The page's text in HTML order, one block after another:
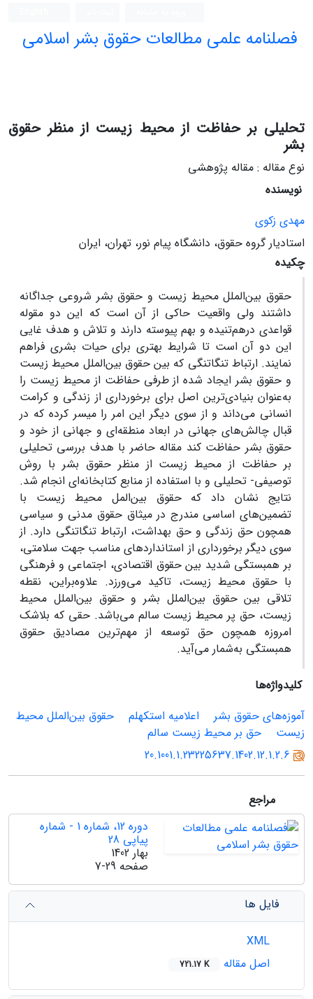
فصلنامه علمی مطالعات حقوق بشر اسلامی
تحلیلی بر حفاظت از محیط زیست از منظر حقوق
بشر
نوع مقاله : مقاله پژوهشی
نویسنده
مهدی زکوی
استادیار گروه حقوق، دانشگاه پیام نور، تهران، ایران
چکیده
حقوق بین‌الملل محیط زیست و حقوق بشر شروعی جداگانه
داشتند ولی واقعیت حاکی از آن است که این‌ دو مقوله
قواعدی درهم‌تنیده و بهم پیوسته دارند و تلاش و هدف غایی
این دو آن است تا شرایط بهتری برای حیات بشری فراهم
نمایند. ارتباط تنگاتنگی که بین حقوق بین‌الملل محیط زیست
و حقوق بشر ایجاد شده از طرفی حفاظت از محیط زیست را
به‌عنوان بنیادی‌ترین اصل برای برخورداری از زندگی و کرامت
انسانی می‌داند و از سوی دیگر این امر را میسر کرده که در
قبال چالش‌های جهانی در ابعاد منطقه‌ای و جهانی از خود و
حقوق بشر حفاظت کند مقاله حاضر با هدف بررسی تحلیلی
بر حفاظت از محیط زیست از منظر حقوق بشر با روش
توصیفی- تحلیلی و با استفاده از منابع کتابخانه‌ای انجام شد.
نتایج نشان داد که حقوق بین‌المل محیط زیست با
تضمین‌های اساسی مندرج در میثاق حقوق مدنی و سیاسی
همچون حق زندگی و حق بهداشت، ارتباط تنگاتنگی دارد. از
سوی دیگر برخورداری از استانداردهای مناسب جهت سلامتی،
بر همبستگی شدید بین حقوق اقتصادی، اجتماعی و فرهنگی
با حقوق محیط زیست، تاکید می‌ورزد. علاوه‌براین، نقطه
تلاقی بین حقوق بین‌الملل بشر و حقوق بین‌الملل محیط
زیست، حق پر محیط زیست سالم می‌باشد. حقی که بلاشک
امروزه همچون حق توسعه از مهم‌ترین مصادیق حقوق
همبستگی به‌شمار می‌آید.
کلیدواژه‌ها
آموزه‌های حقوق بشر
اعلامیه استکهلم
حقوق بین‌الملل محیط
زیست
حق بر محیط زیست سالم
20.1001.1.23225637.1402.12.1.2.6
مراجع
دوره 12، شماره 1 - شماره
پیاپی 28
بهار 1402
صفحه 7-29
فایل ها
اصل مقاله
721.17 K